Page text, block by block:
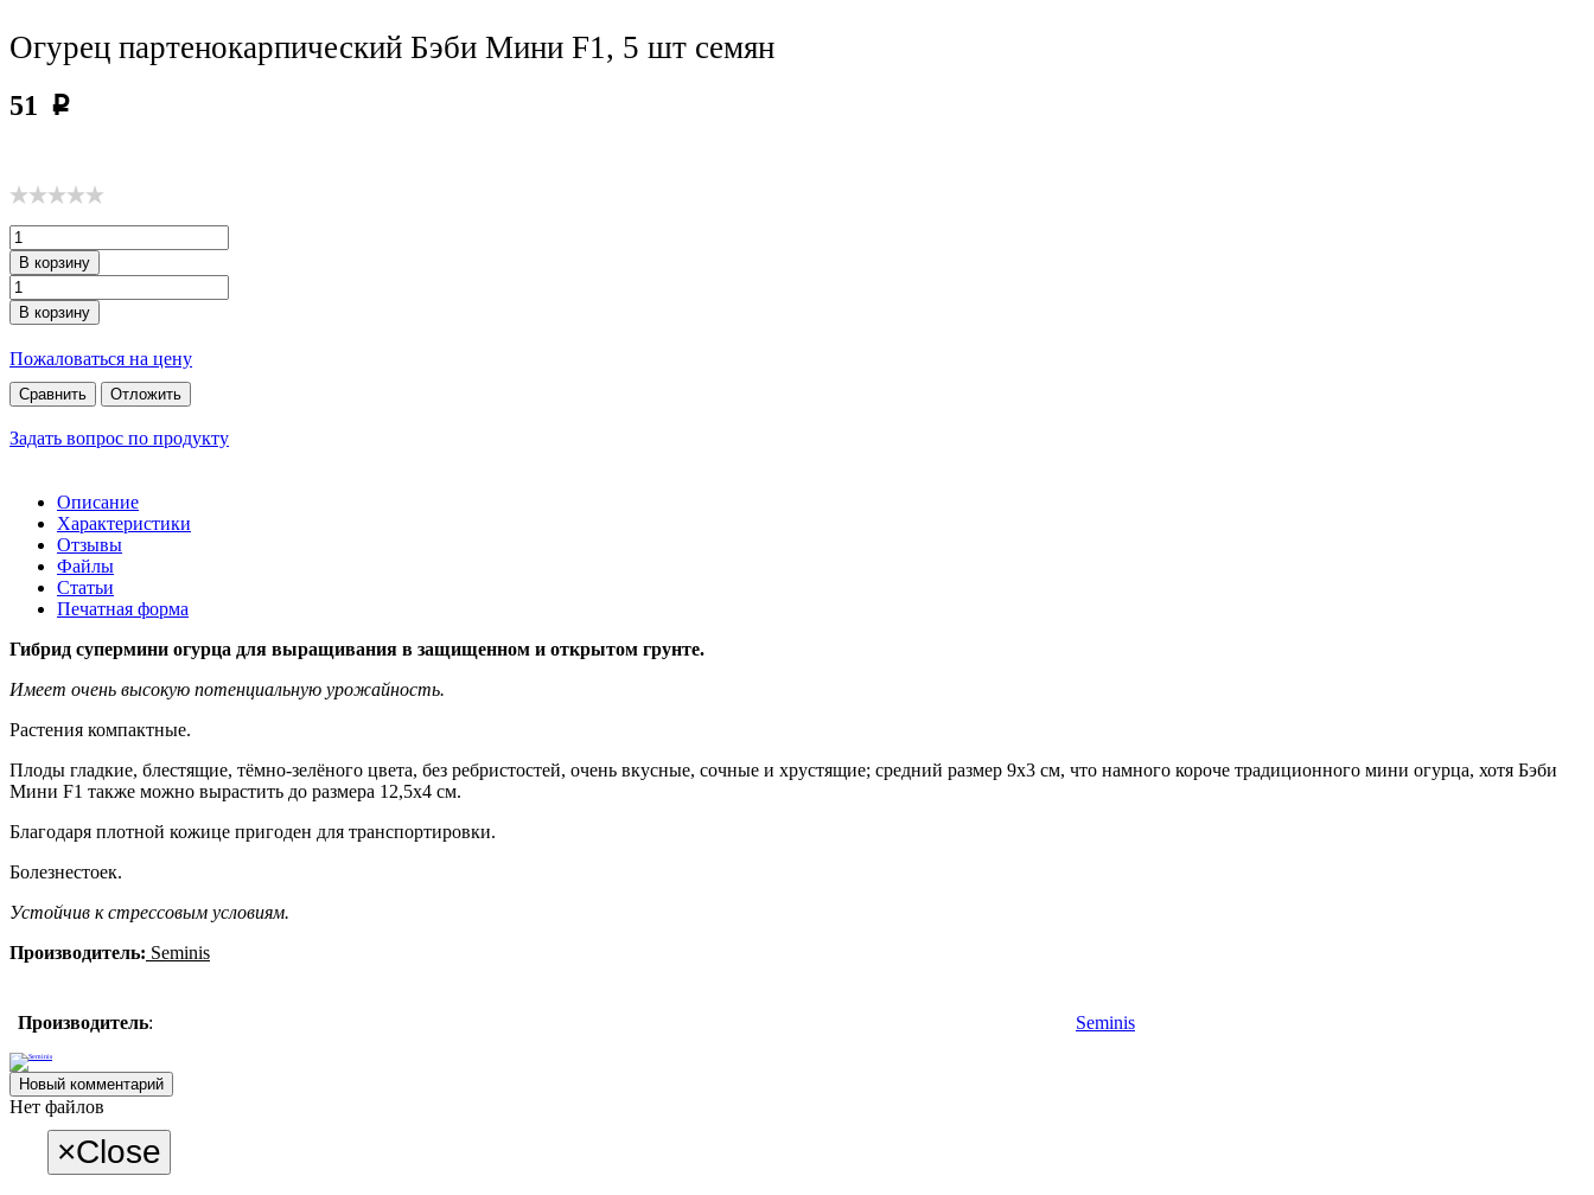
Доставка
Способы оплаты
Скидки
Контакты
Огурец партенокарпический Бэби Мини F1, 5 шт семян
51 p
В корзину
В корзину
Пожаловаться на цену
Сравнить Отложить
Задать вопрос по продукту
Описание
Характеристики
Отзывы
Файлы
Статьи
Печатная форма
Гибрид супермини огурца для выращивания в защищенном и открытом грунте.
Имеет очень высокую потенциальную урожайность.
Растения компактные.
Плоды гладкие, блестящие, тёмно-зелёного цвета, без ребристостей, очень вкусные, сочные и хрустящие; средний размер 9x3 см, что намного короче традиционного мини огурца, хотя Бэби
Мини F1 также можно вырастить до размера 12,5х4 см.
Благодаря плотной кожице пригоден для транспортировки.
Болезнестоек.
Устойчив к стрессовым условиям.
Производитель: Seminis
Производитель: Seminis
Новый комментарий
Нет файлов
×Close